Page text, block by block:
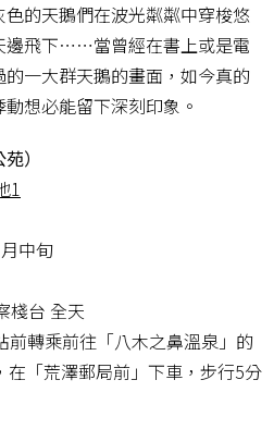
的天鵝們在波光粼粼中穿梭悠
邊飛下⋯⋯當曾經在書上或是電
一大群天鵝的畫面，如今真的
想必能留下深刻印象。
）
1
中旬
棧台 全天
前轉乘前往「八木之鼻溫泉」的
在「荒澤郵局前」下車，步行5分